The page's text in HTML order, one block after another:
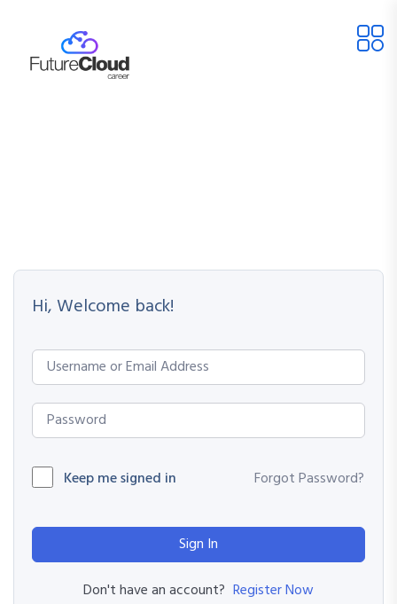
Hi, Welcome back!
Keep me signed in Forgot Password?
Sign In
Don't have an account? Register Now